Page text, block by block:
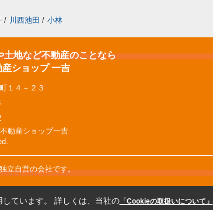
/ 川西池田 / 小林
土地など不動産のことなら
ショップ 一吉
１４－２３
動産ショップ一吉
立自営の会社です。
ています。 詳しくは、当社の「Cookieの取扱いについて」